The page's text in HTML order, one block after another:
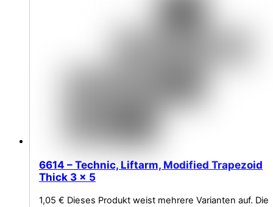
6614 – Technic, Liftarm, Modified Trapezoid
Thick 3 x 5
1,05 € Dieses Produkt weist mehrere Varianten auf. Die